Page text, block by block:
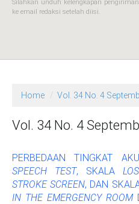
Silahkan unduh kelengkapan
ke email redaksi setelah diisi.
Home Vol. 34 No. 4
Vol. 34 No. 4
PERBEDAAN TINGKAT
SPEECH TEST, SKALA
STROKE SCREEN, DAN
IN THE EMERGENCY ROOM